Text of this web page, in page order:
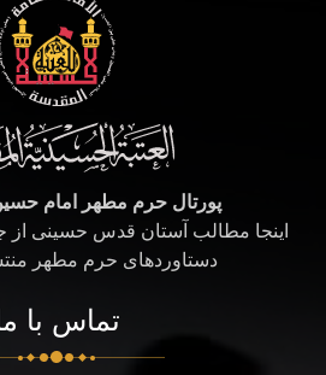
پورتال حرم مطهر امام
اینجا مطالب آستان قدس حسینی از
دستاوردهای حرم مطهر
تماس با